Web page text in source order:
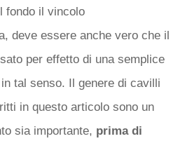
fondo il vincolo
deve essere anche vero che il
per effetto di una semplice
tal senso. Il genere di cavilli
in questo articolo sono un
sia importante, prima di